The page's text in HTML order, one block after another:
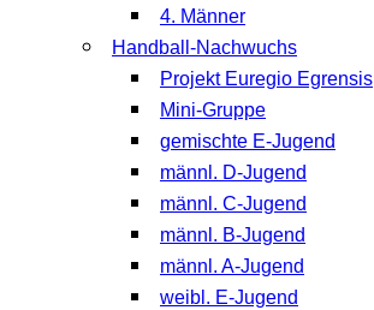
4. Männer
Handball-Nachwuchs
Projekt Euregio Egrensis
Mini-Gruppe
gemischte E-Jugend
männl. D-Jugend
männl. C-Jugend
männl. B-Jugend
männl. A-Jugend
weibl. E-Jugend